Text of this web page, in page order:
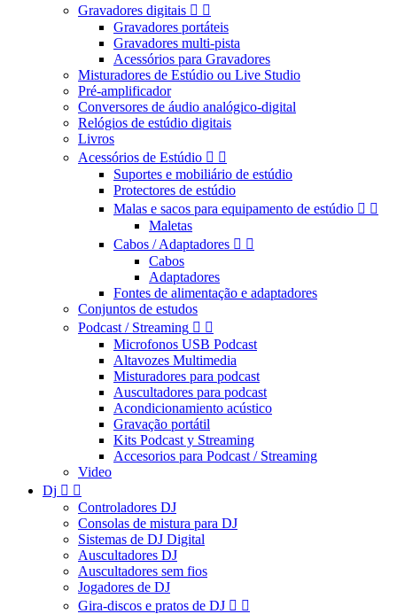
Gravadores digitais  
Gravadores portáteis
Gravadores multi-pista
Acessórios para Gravadores
Misturadores de Estúdio ou Live Studio
Pré-amplificador
Conversores de áudio analógico-digital
Relógios de estúdio digitais
Livros
Acessórios de Estúdio  
Suportes e mobiliário de estúdio
Protectores de estúdio
Malas e sacos para equipamento de estúdio  
Maletas
Cabos / Adaptadores  
Cabos
Adaptadores
Fontes de alimentação e adaptadores
Conjuntos de estudos
Podcast / Streaming  
Microfonos USB Podcast
Altavozes Multimedia
Misturadores para podcast
Auscultadores para podcast
Acondicionamiento acústico
Gravação portátil
Kits Podcast y Streaming
Accesorios para Podcast / Streaming
Video
Dj  
Controladores DJ
Consolas de mistura para DJ
Sistemas de DJ Digital
Auscultadores DJ
Auscultadores sem fios
Jogadores de DJ
Gira-discos e pratos de DJ  